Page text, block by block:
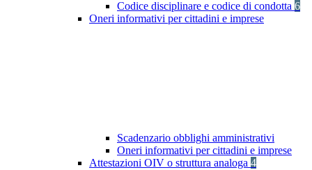
Codice disciplinare e codice di condotta 6
Oneri informativi per cittadini e imprese
Scadenzario obblighi amministrativi
Oneri informativi per cittadini e imprese
Attestazioni OIV o struttura analoga 4